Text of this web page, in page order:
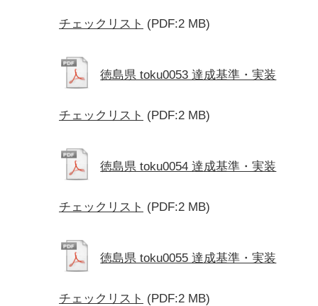
チェックリスト (PDF:2 MB)
徳島県 toku0053 達成基準・実装
チェックリスト (PDF:2 MB)
徳島県 toku0054 達成基準・実装
チェックリスト (PDF:2 MB)
徳島県 toku0055 達成基準・実装
チェックリスト (PDF:2 MB)